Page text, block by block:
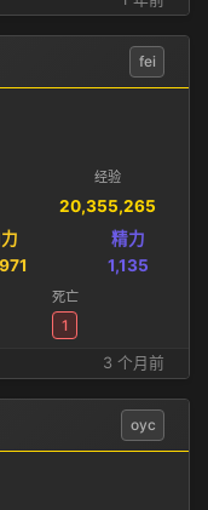
fei
经验
20,355,265
精力
1,135
死亡
1
3 个月前
oyc